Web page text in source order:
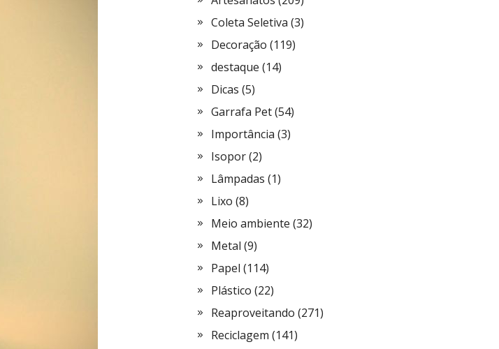
Coleta Seletiva (3)
Decoração (119)
destaque (14)
Dicas (5)
Garrafa Pet(54)
Importância (3)
Isopor(2)
Lâmpadas (1)
Lixo (8)
Meio ambiente (32)
Metal (9)
Papel (114)
Plástico (22)
Reaproveitando (271)
Reciclagem (141)